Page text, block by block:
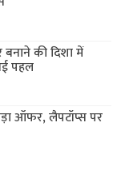
बनाने की दिशा में
पहल
ऑफर, लैपटॉप्स पर